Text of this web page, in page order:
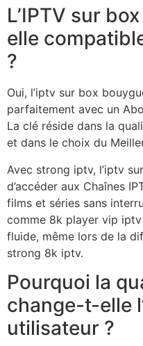
L’IPTV sur
elle
?
Oui, l’iptv sur box
parfaitement avec un
La clé réside dans la
et dans le choix du
Avec strong iptv, l’iptv
d’accéder aux Chaînes
films et séries sans
comme 8k player vip
fluide, même lors de la
strong 8k iptv.
Pourquoi la
change-t-elle
utilisateur ?